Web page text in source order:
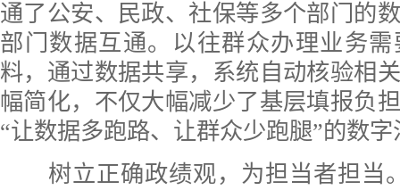
通了公安、民政、社保等多个部门的
部门数据互通。以往群众办理业务
料，通过数据共享，系统自动核验相
幅简化，不仅大幅减少了基层填报负
“让数据多跑路、让群众少跑腿”的数
树立正确政绩观，为担当者担当